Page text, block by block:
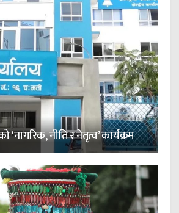
‘नागरिक, नीति र नेतृत्व’ कार्यक्रम